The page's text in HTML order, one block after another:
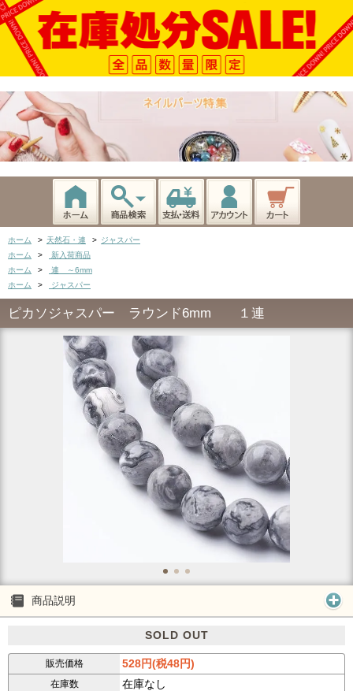
ホーム > 天然石・連 > ジャスパー
ホーム
>
新入荷商品
ホーム
>
連 ～6mm
ホーム
> ジャスパー
ピカソジャスパー ラウンド6mm １連
商品説明
SOLD OUT
販売価格 528円(税48円)
在庫数 在庫なし